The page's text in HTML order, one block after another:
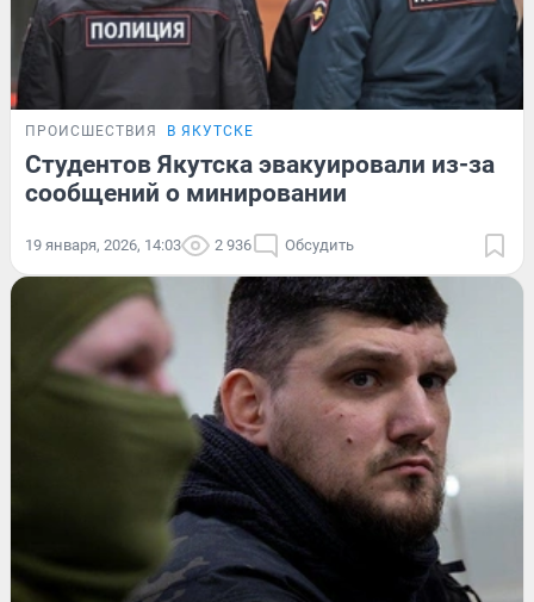
ПРОИСШЕСТВИЯ В ЯКУТСКЕ
Студентов Якутска эвакуировали из-за
сообщений о минировании
19 января, 2026, 14:03 2 936 Обсудить